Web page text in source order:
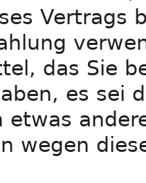
Vertrags
das Sie
es sei
etwas
wegen